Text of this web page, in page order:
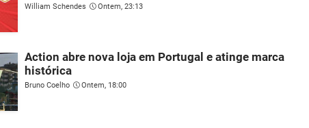
William Schendes Ontem, 23:13
Action abre nova loja em Portugal e atinge marca
histórica
Bruno Coelho Ontem, 18:00